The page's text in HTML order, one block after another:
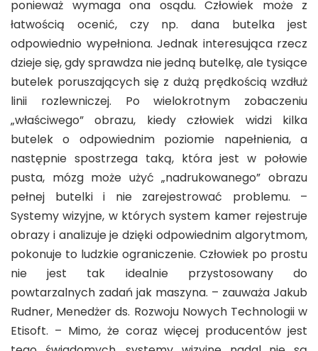
ponieważ wymaga ona osądu. Człowiek może z
łatwością ocenić, czy np. dana butelka jest
odpowiednio wypełniona. Jednak interesująca rzecz
dzieje się, gdy sprawdza nie jedną butelkę, ale tysiące
butelek poruszających się z dużą prędkością wzdłuż
linii rozlewniczej. Po wielokrotnym zobaczeniu
„właściwego” obrazu, kiedy człowiek widzi kilka
butelek o odpowiednim poziomie napełnienia, a
następnie spostrzega taką, która jest w połowie
pusta, mózg może użyć „nadrukowanego” obrazu
pełnej butelki i nie zarejestrować problemu. –
Systemy wizyjne, w których system kamer rejestruje
obrazy i analizuje je dzięki odpowiednim algorytmom,
pokonuje to ludzkie ograniczenie. Człowiek po prostu
nie jest tak idealnie przystosowany do
powtarzalnych zadań jak maszyna. – zauważa Jakub
Rudner, Menedżer ds. Rozwoju Nowych Technologii w
Etisoft. – Mimo, że coraz więcej producentów jest